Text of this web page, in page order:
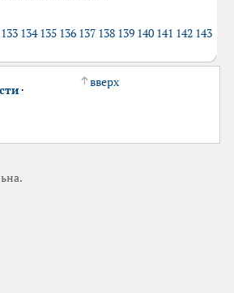
133 134 135 136 137 138 139 140 141 142 143
·
вверх